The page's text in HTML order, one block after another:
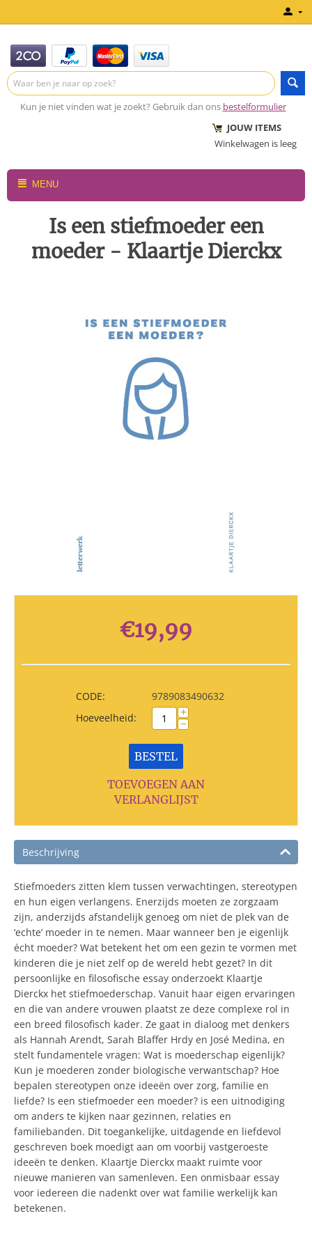
Kun je niet vinden wat je zoekt? Gebruik dan ons bestelformulier
JOUW ITEMS
Winkelwagen is leeg
MENU
Is een stiefmoeder een
moeder - Klaartje Dierckx
€19,99
CODE:
9789083490632
Hoeveelheid:
+
−
BESTEL
TOEVOEGEN AAN
VERLANGLIJST
Beschrijving
Stiefmoeders zitten klem tussen verwachtingen, stereotypen
en hun eigen verlangens. Enerzijds moeten ze zorgzaam
zijn, anderzijds afstandelijk genoeg om niet de plek van de
‘echte’ moeder in te nemen. Maar wanneer ben je eigenlijk
écht moeder? Wat betekent het om een gezin te vormen met
kinderen die je niet zelf op de wereld hebt gezet? In dit
persoonlijke en filosofische essay onderzoekt Klaartje
Dierckx het stiefmoederschap. Vanuit haar eigen ervaringen
en die van andere vrouwen plaatst ze deze complexe rol in
een breed filosofisch kader. Ze gaat in dialoog met denkers
als Hannah Arendt, Sarah Blaffer Hrdy en José Medina, en
stelt fundamentele vragen: Wat is moederschap eigenlijk?
Kun je moederen zonder biologische verwantschap? Hoe
bepalen stereotypen onze ideeën over zorg, familie en
liefde? Is een stiefmoeder een moeder? is een uitnodiging
om anders te kijken naar gezinnen, relaties en
familiebanden. Dit toegankelijke, uitdagende en liefdevol
geschreven boek moedigt aan om voorbij vastgeroeste
ideeën te denken. Klaartje Dierckx maakt ruimte voor
nieuwe manieren van samenleven. Een onmisbaar essay
voor iedereen die nadenkt over wat familie werkelijk kan
betekenen.